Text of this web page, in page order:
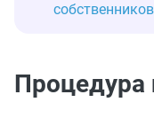
Процедура